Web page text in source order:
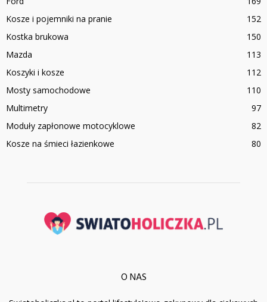
Kosze i pojemniki na pranie
152
Kostka brukowa
150
Mazda
113
Koszyki i kosze
112
Mosty samochodowe
110
Multimetry
97
Moduły zapłonowe motocyklowe
82
Kosze na śmieci łazienkowe
80
O NAS